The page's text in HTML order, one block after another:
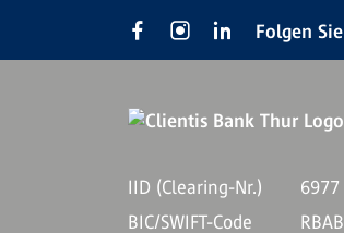
Folgen
IID (Clearing-Nr.)
6977
BIC/SWIFT-Code